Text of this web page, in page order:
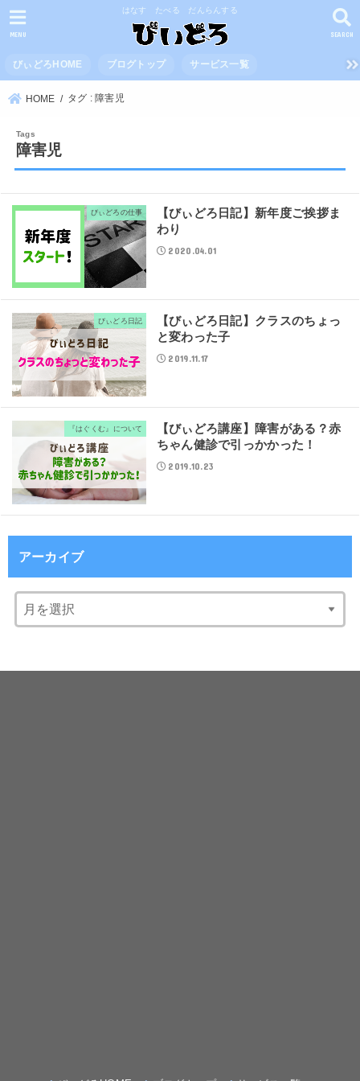
はなす たべる だんらんする
SEARCH
MENU
びぃどろHOME ブログトップ サービス一覧
HOME タグ : 障害児
障害児
びぃどろの仕事
【びぃどろ日記】新年度ご挨拶ま
わり
2020.04.01
びぃどろ日記
【びぃどろ日記】クラスのちょっ
と変わった子
2019.11.17
『はぐくむ』について
【びぃどろ講座】障害がある？赤
ちゃん健診で引っかかった！
2019.10.23
アーカイブ